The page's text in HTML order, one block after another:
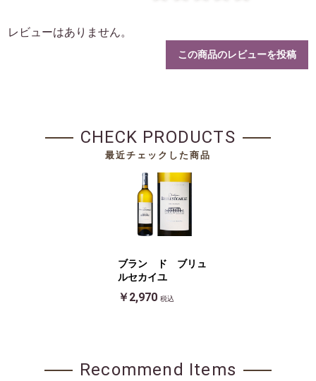
レビューはありません。
この商品のレビューを投稿
CHECK PRODUCTS
最近チェックした商品
ブラン ド ブリュ
ルセカイユ
￥2,970 税込
Recommend Items